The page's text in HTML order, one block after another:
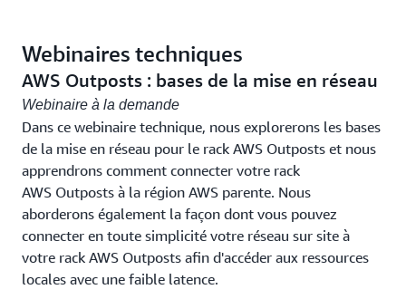
Webinaires techniques
AWS Outposts : bases de la mise en réseau
Webinaire à la demande
Dans ce webinaire technique, nous explorerons les bases
de la mise en réseau pour le rack AWS Outposts et nous
apprendrons comment connecter votre rack
AWS Outposts à la région AWS parente. Nous
aborderons également la façon dont vous pouvez
connecter en toute simplicité votre réseau sur site à
votre rack AWS Outposts afin d'accéder aux ressources
locales avec une faible latence.